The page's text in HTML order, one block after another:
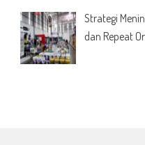
Strategi
dan Repeat